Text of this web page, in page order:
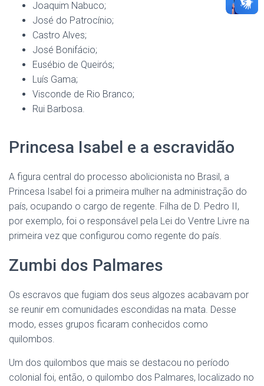
Joaquim Nabuco;
José do Patrocínio;
Castro Alves;
José Bonifácio;
Eusébio de Queirós;
Luís Gama;
Visconde de Rio Branco;
Rui Barbosa.
Princesa Isabel e a escravidão
A figura central do processo abolicionista no Brasil, a
Princesa Isabel foi a primeira mulher na administração do
país, ocupando o cargo de regente. Filha de D. Pedro II,
por exemplo, foi o responsável pela Lei do Ventre Livre na
primeira vez que configurou como regente do país.
Zumbi dos Palmares
Os escravos que fugiam dos seus algozes acabavam por
se reunir em comunidades escondidas na mata. Desse
modo, esses grupos ficaram conhecidos como
quilombos.
Um dos quilombos que mais se destacou no período
colonial foi, então, o quilombo dos Palmares, localizado no